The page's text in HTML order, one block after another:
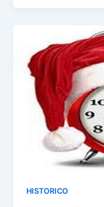
HISTORICO